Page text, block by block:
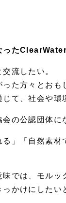
った
流したい。
た方々とおも
て、社会や環
の公認団体に
」「自然素
味では、モル
かけにした